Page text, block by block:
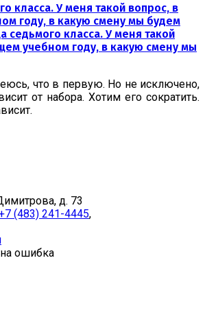
класса. У меня такой вопрос, в
году, в какую смену мы будем
седьмого класса. У меня такой
учебном году, в какую смену мы
что в первую. Но не исключено,
от набора. Хотим его сократить.
д. 73
(483) 241-4445,
ошибка